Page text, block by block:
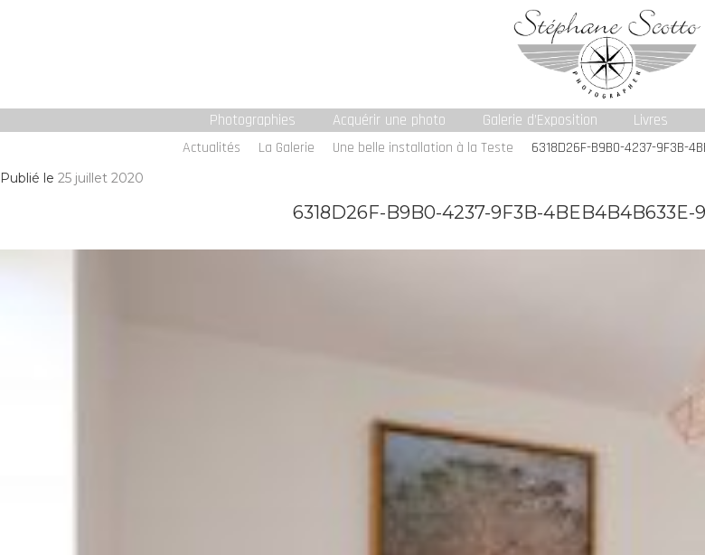
Photographies Acquérir une photo Galerie d’Exposition Livres
Actualités La Galerie Une belle installation à la Teste 6318D26F-B9B0-4237-9F3B-
Publié le 25 juillet 2020
6318D26F-B9B0-4237-9F3B-4BEB4B4B633E-